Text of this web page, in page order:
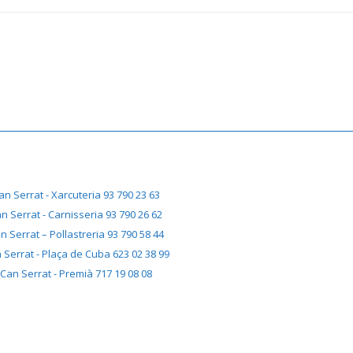
Serrat - Xarcuteria 93 790 23 63
Serrat - Carnisseria 93 790 26 62
Serrat – Pollastreria 93 790 58 44
Serrat - Plaça de Cuba 623 02 38 99
Can Serrat - Premià 717 19 08 08